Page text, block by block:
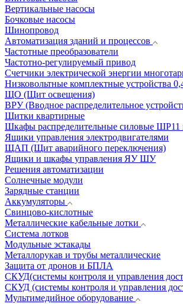
Вертикальные насосы
Бочковые насосы
Шинопровод
Автоматизация зданий и процессов
Частотные преобразователи
Частотно-регулируемый привод
Счетчики электрической энергии
Низковольтные комплектные устройства
ЩО (Щит освещения)
ВРУ (Вводное распределительное
Щитки квартирные
Шкафы распределительные силовые
Ящики управления электродвигателями
ЩАП (Щит аварийного переключения)
Ящики и шкафы управления ЯУ ШУ
Решения автоматизации
Солнечные модули
Зарядные станции
Аккумуляторы
Свинцово-кислотные
Металлические кабельные лотки
Система лотков
Модульные эстакады
Металлорукав и трубы металлические
Защита от дронов и БПЛА
СКУД(системы контроля и управления
СКУД (системы контроля и управления
Мультимедийное оборудование